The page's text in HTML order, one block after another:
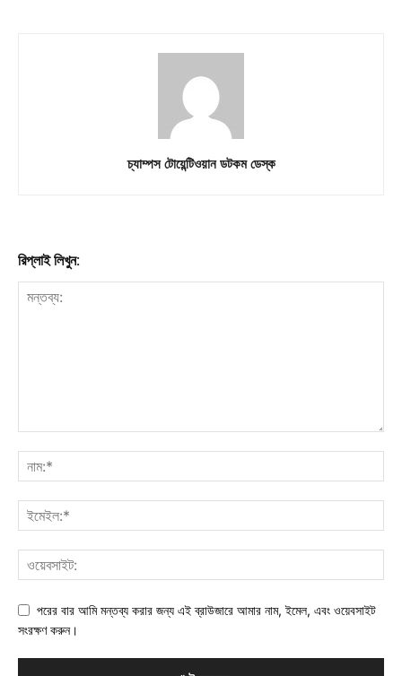
চ্যাম্পস টোয়েন্টিওয়ান ডটকম ডেস্ক
রিপ্লাই লিখুন:
পরের বার আমি মন্তব্য করার জন্য এই ব্রাউজারে আমার নাম, ইমেল, এবং ওয়েবসাইট
সংরক্ষণ করুন।